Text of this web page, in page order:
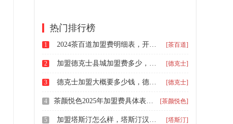
热门排行榜
1 2024茶百道加盟费明细表，开一家茶百道加盟需要多少钱 [茶百道]
2 加盟德克士县城加盟费多少，加盟一个德克士汉堡店要投资多少钱 [德克士]
3 德克士加盟大概要多少钱，德克士汉堡店加盟费多少怎么加盟 [德克士]
4 茶颜悦色2025年加盟费具体表，茶颜悦色入驻加盟条件和要求 [茶颜悦色]
5 加盟塔斯汀怎么样，塔斯汀汉堡开店条件及费用明细 [塔斯汀]